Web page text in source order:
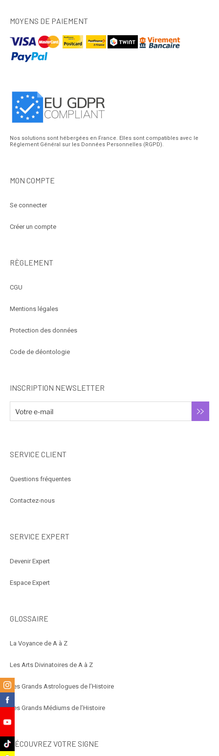
MOYENS DE PAIEMENT
Nos solutions sont hébergées en France. Elles sont compatibles avec le
Réglement Général sur les Données Personnelles (RGPD).
MON COMPTE
Se connecter
Créer un compte
RÈGLEMENT
CGU
Mentions légales
Protection des données
Code de déontologie
INSCRIPTION NEWSLETTER
SERVICE CLIENT
Questions fréquentes
Contactez-nous
SERVICE EXPERT
Devenir Expert
Espace Expert
GLOSSAIRE
La Voyance de A à Z
Les Arts Divinatoires de A à Z
Les Grands Astrologues de l’Histoire
Les Grands Médiums de l’Histoire
DÉCOUVREZ VOTRE SIGNE